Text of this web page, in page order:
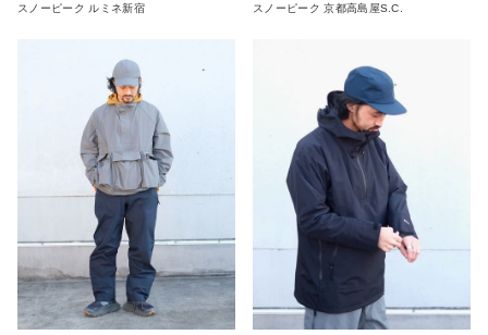
スノーピーク ルミネ新宿
スノーピーク 京都高島屋S.C.